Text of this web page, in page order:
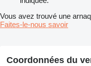
Vous avez trouvé une
Faites-le-nous savoir
Coordonnées du